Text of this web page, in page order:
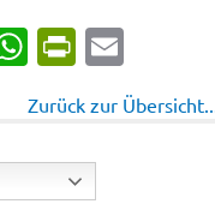
WhatsApp
Zurück zur Übersicht...